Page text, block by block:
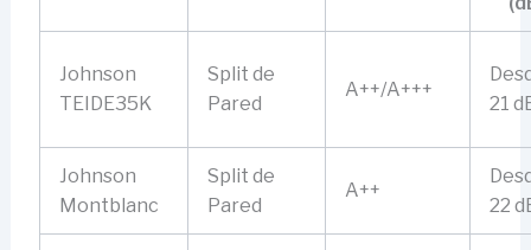
Johnson
TEIDE35K
Split de
Pared
A++/A+++
21
Johnson
Montblanc
Split de
Pared
A++
22